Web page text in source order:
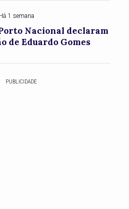
1 semana
Nacional declaram
de Eduardo Gomes
PUBLICIDADE